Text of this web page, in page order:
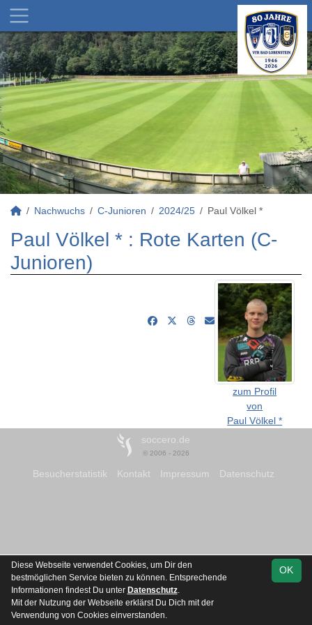
Nachwuchs C-Junioren 2024/25 Paul Völkel *
Paul Völkel * : Rote Karten (C-
Junioren)
zum Profil
von
Paul Völkel *
soccero.de
© 2006 - 2026
Besucherstatistik Kontakt Impressum Datenschutz
OK
Diese Webseite verwendet Cookies, um Dir den
bestmöglichen Service bieten zu können. Entsprechende
Informationen findest Du unter Datenschutz.
Mit der Nutzung der Webseite erklärst Du Dich mit der
Verwendung von Cookies einverstanden.